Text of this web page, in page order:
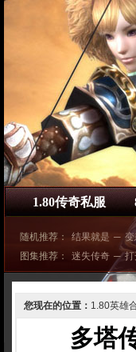
1.80传奇私服
随机推荐： 结果就是 ─ 变
图集推荐：
迷失传奇 ─ 打
您现在的位置： 1.80英雄
多塔